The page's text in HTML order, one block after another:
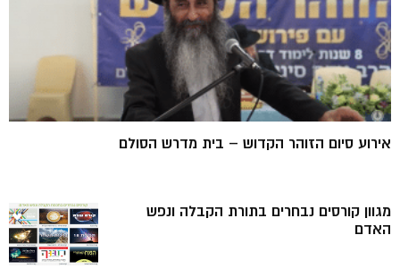
אירוע סיום הזוהר הקדוש – בית מדרש הסולם
מגוון קורסים נבחרים בתורת הקבלה ונפש
האדם